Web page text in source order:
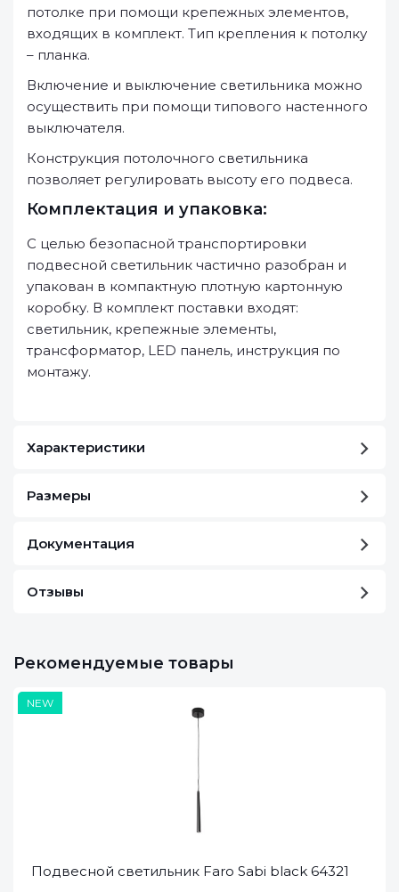
потолке при помощи крепежных элементов,
входящих в комплект. Тип крепления к потолку
– планка.
Включение и выключение светильника можно
осуществить при помощи типового настенного
выключателя.
Конструкция потолочного светильника
позволяет регулировать высоту его подвеса.
Комплектация и упаковка:
С целью безопасной транспортировки
подвесной светильник частично разобран и
упакован в компактную плотную картонную
коробку. В комплект поставки входят:
светильник, крепежные элементы,
трансформатор, LED панель, инструкция по
монтажу.
Характеристики
Размеры
Документация
Отзывы
Рекомендуемые товары
NEW
Подвесной светильник Faro Sabi black 64321